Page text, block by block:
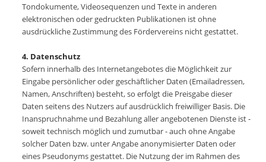
Tondokumente, Videosequenzen und Texte in anderen
elektronischen oder gedruckten Publikationen ist ohne
ausdrückliche Zustimmung des Fördervereins nicht gestattet.
4. Datenschutz
Sofern innerhalb des Internetangebotes die Möglichkeit zur
Eingabe persönlicher oder geschäftlicher Daten (Emailadressen,
Namen, Anschriften) besteht, so erfolgt die Preisgabe dieser
Daten seitens des Nutzers auf ausdrücklich freiwilliger Basis. Die
Inanspruchnahme und Bezahlung aller angebotenen Dienste ist -
soweit technisch möglich und zumutbar - auch ohne Angabe
solcher Daten bzw. unter Angabe anonymisierter Daten oder
eines Pseudonyms gestattet. Die Nutzung der im Rahmen des